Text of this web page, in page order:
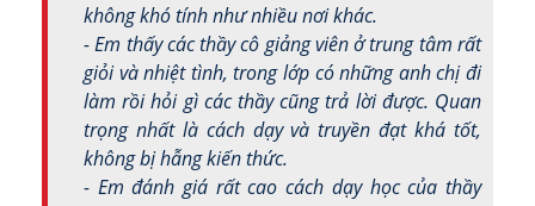
không khó tính như nhiều nơi khác.
- Em thấy các thầy cô giảng viên ở trung tâm rất
giỏi và nhiệt tình, trong lớp có những anh chị đi
làm rồi hỏi gì các thầy cũng trả lời được. Quan
trọng nhất là cách dạy và truyền đạt khá tốt,
không bị hẫng kiến thức.
- Em đánh giá rất cao cách dạy học của thầy